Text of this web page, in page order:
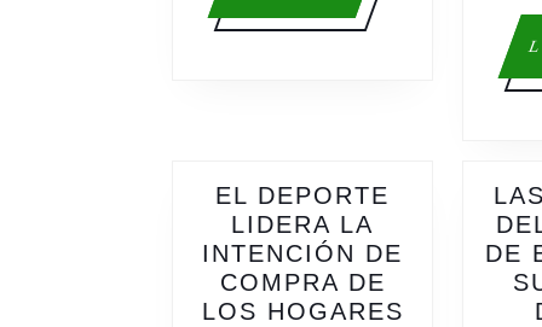
más
EL DEPORTE
LIDERA LA
INTENCIÓN DE
COMPRA DE
LOS HOGARES
DE